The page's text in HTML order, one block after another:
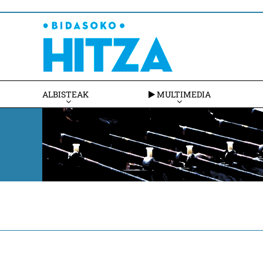
ALBISTEAK MULTIMEDIA